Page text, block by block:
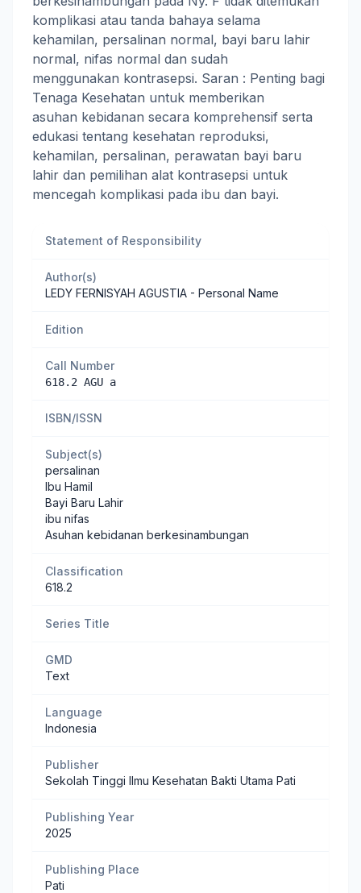
komplikasi atau tanda bahaya selama
kehamilan, persalinan normal, bayi baru lahir
normal, nifas normal dan sudah
menggunakan kontrasepsi. Saran : Penting bagi
Tenaga Kesehatan untuk memberikan
asuhan kebidanan secara komprehensif serta
edukasi tentang kesehatan reproduksi,
kehamilan, persalinan, perawatan bayi baru
lahir dan pemilihan alat kontrasepsi untuk
mencegah komplikasi pada ibu dan bayi.
Statement of Responsibility
Author(s)
LEDY FERNISYAH AGUSTIA - Personal Name
Edition
Call Number
618.2 AGU a
ISBN/ISSN
Subject(s)
persalinan
Ibu Hamil
Bayi Baru Lahir
ibu nifas
Asuhan kebidanan berkesinambungan
Classification
618.2
Series Title
GMD
Text
Language
Indonesia
Publisher
Sekolah Tinggi Ilmu Kesehatan Bakti Utama Pati
Publishing Year
2025
Publishing Place
Pati